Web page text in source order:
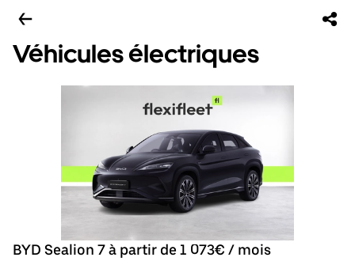
Véhicules électriques
BYD Sealion 7 à partir de 1 073€ / mois